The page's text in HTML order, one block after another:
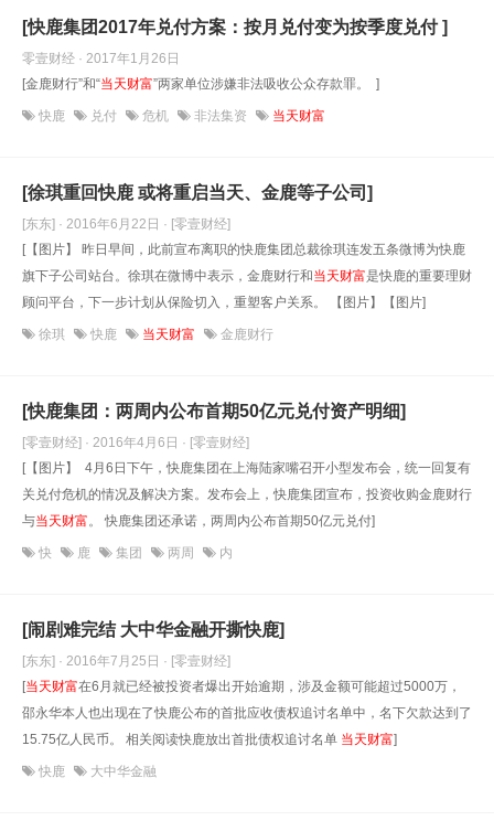
[快鹿集团2017年兑付方案：按月兑付变为按季度兑付 ]
零壹财经 · 2017年1月26日
[金鹿财行”和“当天财富”两家单位涉嫌非法吸收公众存款罪。 ]
快鹿 兑付 危机 非法集资 当天财富
[徐琪重回快鹿 或将重启当天、金鹿等子公司]
[东东] · 2016年6月22日 · [零壹财经]
[【图片】 昨日早间，此前宣布离职的快鹿集团总裁徐琪连发五条微博为快鹿
旗下子公司站台。徐琪在微博中表示，金鹿财行和当天财富是快鹿的重要理财
顾问平台，下一步计划从保险切入，重塑客户关系。 【图片】【图片]
徐琪 快鹿 当天财富 金鹿财行
[快鹿集团：两周内公布首期50亿元兑付资产明细]
[零壹财经] · 2016年4月6日 · [零壹财经]
[【图片】 4月6日下午，快鹿集团在上海陆家嘴召开小型发布会，统一回复有
关兑付危机的情况及解决方案。发布会上，快鹿集团宣布，投资收购金鹿财行
与当天财富。 快鹿集团还承诺，两周内公布首期50亿元兑付]
快 鹿 集团 两周 内
[闹剧难完结 大中华金融开撕快鹿]
[东东] · 2016年7月25日 · [零壹财经]
[当天财富在6月就已经被投资者爆出开始逾期，涉及金额可能超过5000万，
邵永华本人也出现在了快鹿公布的首批应收债权追讨名单中，名下欠款达到了
15.75亿人民币。 相关阅读快鹿放出首批债权追讨名单 当天财富]
快鹿 大中华金融